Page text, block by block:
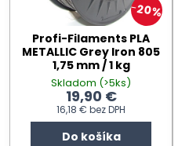
20%
Profi-Filaments PLA
METALLIC Grey Iron 805
1,75 mm / 1 kg
Skladom (>5ks)
19,90 €
16,18 € bez DPH
Do košíka